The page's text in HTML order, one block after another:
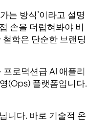
는 방식’이라고 설명
손을 더럽혀봐야 비
학은 단순한 브랜딩
로덕션급 AI 애플리
(Ops) 플랫폼입니다.
니다. 바로 기술적 온